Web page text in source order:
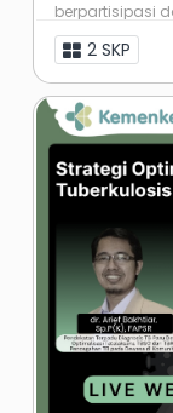
berpartisipasi
dengan Judul:
2 SKP